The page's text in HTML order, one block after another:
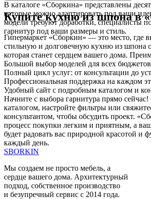
В каталоге «Сборкина» представлены
которые можно адаптировать под ваши
модели требуют доработки, специалисты
гарнитур под ваши размеры и стиль.
Купите кухню из шпона в
Гипермаркет «Сборкин» — это место, где
стильную и долговечную кухню из шпона
которая станет сердцем вашего дома.
Большой выбор моделей для всех
Полный цикл услуг: от консультации до
Профессиональная поддержка на каждом
Удобный сайт с подробным каталогом и
Начните с выбора гарнитура прямо сейчас!
каталогом, настройте фильтры или
консультантом, чтобы обсудить проект.
процесс покупки легким и приятным, а
будет радовать вас природной красотой и
каждый день.
SBORKIN
Мы создаем не просто мебель, а
сердце вашего дома. Архитектурный
подход, собственное производство
и безупречный сервис с 2014 года.